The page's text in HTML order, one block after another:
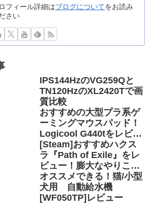
フィール詳細はブログについてをお読み
さい
IPS144HzのVG259Qと
TN120HzのXL2420Tで画
質比較
おすすめの大型プラ系ゲ
ーミングマウスパッド！
Logicool G440tをレビュ
ー
[Steam]おすすめハクス
ラ『Path of Exile』をレ
ビュー！膨大なやりこみ
要素あり
オススメできる！猫/小型
犬用 自動給水機
[WF050TP]レビュー